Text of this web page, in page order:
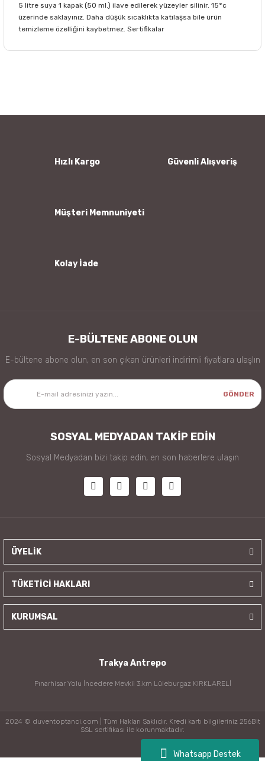
Whatsapp Destek
5 litre suya 1 kapak (50 ml.) ilave edilerek yüzeyler silinir. 15°c
üzerinde saklayınız. Daha düşük sıcaklıkta katılaşsa bile ürün
temizleme özelliğini kaybetmez. Sertifikalar
Ürün bilgilerinde hatalar bulunuyor.
Hızlı Kargo Güvenli Alışveriş
Müşteri Memnuniyeti
Kolay İade
E-BÜLTENE ABONE OLUN
E-bültene abone olun, en son çıkan ürünleri indirimli fiyatlara ulaşlın
GÖNDER
SOSYAL MEDYADAN TAKİP EDİN
Sosyal Medyadan bizi takip edin, en son haberlere ulaşın
ÜYELİK
TÜKETİCİ HAKLARI
KURUMSAL
Trakya Antrepo
Pınarhisar Yolu İncedere Mevkii 3.km Lüleburgaz KIRKLARELİ
2024 © duventoptanci.com | Tüm Hakları Saklıdır. Kredi kartı bilgileriniz 256Bit
SSL sertifikası ile korunmaktadır.